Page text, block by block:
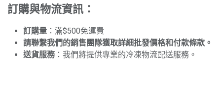
訂購與物流資訊：
訂購量 ：滿$500免運費
請聯繫我們的銷售團隊獲取詳細批發價格和付款條款。
送貨服務 ：我們將提供專業的冷凍物流配送服務。